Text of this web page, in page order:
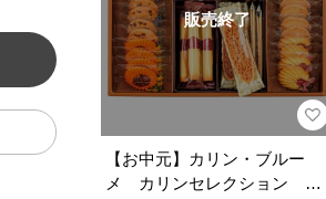
販売終了
【お中元】カリン・ブルー
メ カリンセレクション Ｇ